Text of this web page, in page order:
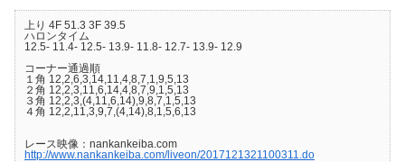
上り 4F 51.3 3F 39.5
ハロンタイム
12.5- 11.4- 12.5- 13.9- 11.8- 12.7- 13.9- 12.9
コーナー通過順
１角 12,2,6,3,14,11,4,8,7,1,9,5,13
２角 12,2,3,11,6,14,4,8,7,9,1,5,13
３角 12,2,3,(4,11,6,14),9,8,7,1,5,13
４角 12,2,11,3,9,7,(4,14),8,1,5,6,13
レース映像：nankankeiba.com
http://www.nankankeiba.com/liveon/2017121321100311.do